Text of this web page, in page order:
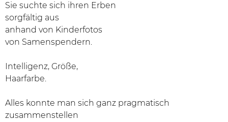
Sie suchte sich ihren Erben
sorgfältig aus
anhand von Kinderfotos
von Samenspendern.
Intelligenz, Größe,
Haarfarbe.
Alles konnte man sich ganz pragmatisch
zusammenstellen